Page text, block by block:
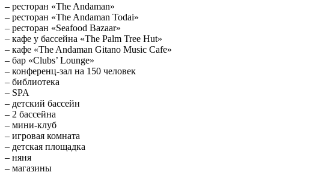
– ресторан «The Andaman»
– ресторан «The Andaman Todai»
– ресторан «Seafood Bazaar»
– кафе у бассейна «The Palm Tree Hut»
– кафе «The Andaman Gitano Music Cafe»
– бар «Clubs’ Lounge»
– конференц-зал на 150 человек
– библиотека
– SPA
– детский бассейн
– 2 бассейна
– мини-клуб
– игровая комната
– детская площадка
– няня
– магазины